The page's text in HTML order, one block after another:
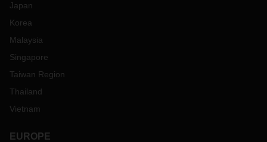
Japan
Korea
Malaysia
Singapore
Taiwan Region
Thailand
Vietnam
EUROPE